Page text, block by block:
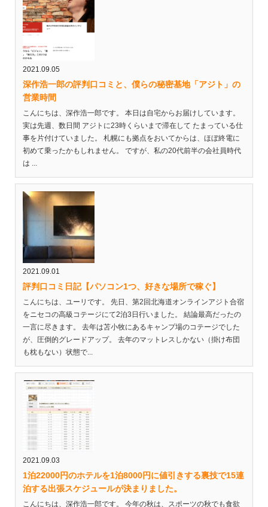
2021.09.05
深作浩一郎の評判口コミと、僕らの秘密基地「アジト」の
営業時間
こんにちは、深作浩一郎です。 本日は自宅からお届けしています。
実は先週、数日間 アジトに23時くらいまで滞在して たまっている仕
事を片付けていました。 札幌にも拠点をおいてからは、ほぼ終電に
初めて乗ったかもしれません。 ですが、私の20代前半の会社員時代
は ...
2021.09.01
評判口コミ日記【パソコン1つ、好きな場所で稼ぐ】
こんにちは、ユーリです。 先日、第2回北海道オンラインアジト合宿
をニセコの高級コテージにて2泊3日行いました。 結論最高だったの
一言に尽きます。 去年は苫小牧にあるキャンプ場のコテージでした
が、圧倒的グレードアップ。 去年のマットレスしかない（掛け布団
も枕もない）状態で...
2021.09.03
1泊22000円のホテルを1泊8000円に値引きする裏技で15連
泊する出張スケジュールが決まりました。
こんにちは、深作浩一郎です。 今年の秋は、スポーツの秋でも食欲